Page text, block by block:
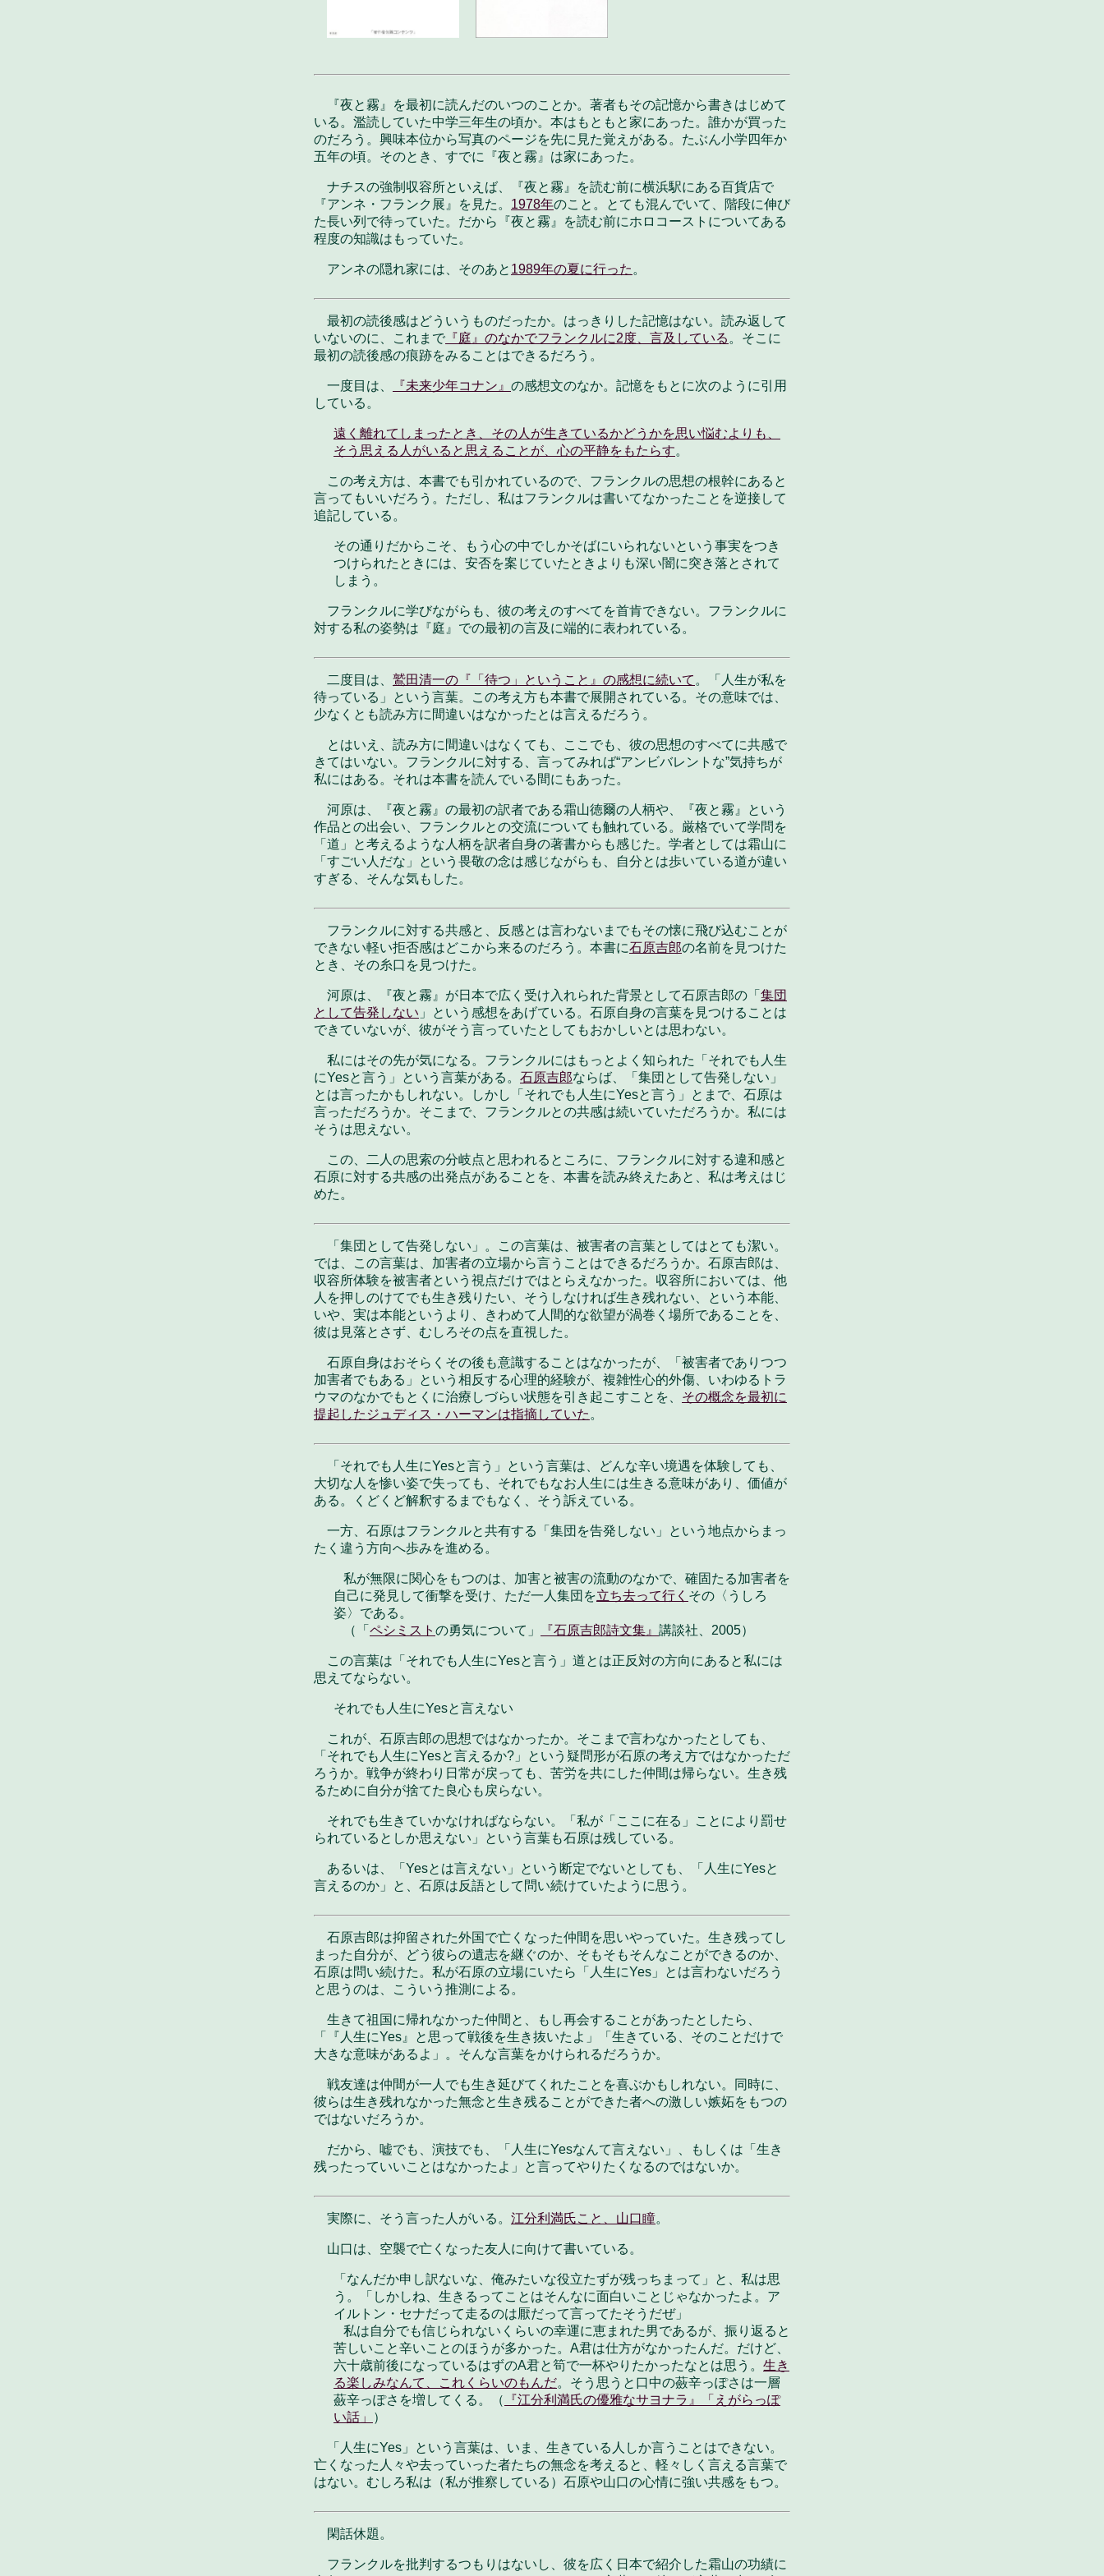
『夜と霧』を最初に読んだのいつのことか。著者もその記憶から書きはじめて
いる。濫読していた中学三年生の頃か。本はもともと家にあった。誰かが買った
のだろう。興味本位から写真のページを先に見た覚えがある。たぶん小学四年か
五年の頃。そのとき、すでに『夜と霧』は家にあった。
ナチスの強制収容所といえば、『夜と霧』を読む前に横浜駅にある百貨店で
『アンネ・フランク展』を見た。 1978年のこと。とても混んでいて、階段に伸び
た長い列で待っていた。だから『夜と霧』を読む前にホロコーストについてある
程度の知識はもっていた。
アンネの隠れ家には、そのあと 1989年の夏に行った 。
最初の読後感はどういうものだったか。はっきりした記憶はない。読み返して
いないのに、これまで 『庭』のなかでフランクルに2度、言及している 。そこに
最初の読後感の痕跡をみることはできるだろう。
一度目は、 『未来少年コナン』 の感想文のなか。記憶をもとに次のように引用
している。
遠く離れてしまったとき、その人が生きているかどうかを思い悩むよりも、
そう思える人がいると思えることが、心の平静をもたらす。
この考え方は、本書でも引かれているので、フランクルの思想の根幹にあると
言ってもいいだろう。ただし、私はフランクルは書いてなかったことを逆接して
追記している。
その通りだからこそ、もう心の中でしかそばにいられないという事実をつき
つけられたときには、安否を案じていたときよりも深い闇に突き落とされて
しまう。
フランクルに学びながらも、彼の考えのすべてを首肯できない。フランクルに
対する私の姿勢は『庭』での最初の言及に端的に表われている。
二度目は、 鷲田清一の『「待つ」ということ』の感想に続いて 。「人生が私を
待っている」という言葉。この考え方も本書で展開されている。その意味では、
少なくとも読み方に間違いはなかったとは言えるだろう。
とはいえ、読み方に間違いはなくても、ここでも、彼の思想のすべてに共感で
きてはいない。フランクルに対する、言ってみれば“アンビバレントな”気持ちが
私にはある。それは本書を読んでいる間にもあった。
河原は、『夜と霧』の最初の訳者である霜山徳爾の人柄や、『夜と霧』という
作品との出会い、フランクルとの交流についても触れている。厳格でいて学問を
「道」と考えるような人柄を訳者自身の著書からも感じた。学者としては霜山に
「すごい人だな」という畏敬の念は感じながらも、自分とは歩いている道が違い
すぎる、そんな気もした。
フランクルに対する共感と、反感とは言わないまでもその懐に飛び込むことが
できない軽い拒否感はどこから来るのだろう。本書に石原吉郎の名前を見つけた
とき、その糸口を見つけた。
河原は、『夜と霧』が日本で広く受け入れられた背景として石原吉郎の「 集団
として告発しない 」という感想をあげている。石原自身の言葉を見つけることは
できていないが、彼がそう言っていたとしてもおかしいとは思わない。
私にはその先が気になる。フランクルにはもっとよく知られた「それでも人生
にYesと言う」という言葉がある。 石原吉郎ならば、「集団として告発しない」
とは言ったかもしれない。しかし「それでも人生にYesと言う」とまで、石原は
言っただろうか。そこまで、フランクルとの共感は続いていただろうか。私には
そうは思えない。
この、二人の思索の分岐点と思われるところに、フランクルに対する違和感と
石原に対する共感の出発点があることを、本書を読み終えたあと、私は考えはじ
めた。
「集団として告発しない」。この言葉は、被害者の言葉としてはとても潔い。
では、この言葉は、加害者の立場から言うことはできるだろうか。石原吉郎は、
収容所体験を被害者という視点だけではとらえなかった。収容所においては、他
人を押しのけてでも生き残りたい、そうしなければ生き残れない、という本能、
いや、実は本能というより、きわめて人間的な欲望が渦巻く場所であることを、
彼は見落とさず、むしろその点を直視 した。
石原自身はおそらくその後も意識することはなかったが、「被害者でありつつ
加害者でもある」という相反する心理的経験が、複雑性心的外傷、いわゆるトラ
ウマのなかでもとくに治療しづらい状態を引き起こすことを、 その概念を最初に
提起したジュディス・ハーマンは指摘していた 。
「それでも人生にYesと言う」という言葉は、どんな辛い境遇を体験しても、
大切な人を惨い姿で失っても、それでもなお人生には生きる意味があり、価値が
ある。くどくど解釈するまでもなく、そう訴えている。
一方、石原はフランクルと共有する「集団を告発しない」という地点からまっ
たく違う方向へ歩みを進める。
私が無限に関心をもつのは、加害と被害の流動のなかで、確固たる加害者を
自己に発見して衝撃を受け、ただ一人集団を立ち去って行く その〈うしろ
姿〉である。
（「 ペシミスト の勇気について」 『石原吉郎詩文集』 講談社、2005）
この言葉は「それでも人生にYesと言う」道とは正反対の方向にあると私には
思えてならない。
それでも人生にYesと言えない
これが、石原吉郎の思想ではなかったか。そこまで言わなかったとしても、
「それでも人生にYesと言えるか?」という疑問形が石原の考え方ではなかっただ
ろうか。戦争が終わり日常が戻っても、苦労を共にした仲間は帰らない。生き残
るために自分が捨てた良心も戻らない。
それでも生きていかなければならない。「私が「ここに在る」ことにより罰せ
られているとしか思えない」という言葉も石原は残している。
あるいは、「Yesとは言えない」という断定でないとしても、「人生にYesと
言えるのか」と、石原は反語として問い続けていたように思う。
石原吉郎は抑留された外国で亡くなった仲間を思いやっていた。生き残ってし
まった自分が、どう彼らの遺志を継ぐのか、そもそもそんなことができるのか、
石原は問い続けた。私が石原の立場にいたら「人生にYes」とは言わないだろう
と思うのは、こういう推測による。
生きて祖国に帰れなかった仲間と、もし再会することがあったとしたら、
「『人生にYes』と思って戦後を生き抜いたよ」「生きている、そのことだけで
大きな意味があるよ」。そんな言葉をかけられるだろうか。
戦友達は仲間が一人でも生き延びてくれたことを喜ぶかもしれない。同時に、
彼らは生き残れなかった無念と生き残ることができた者への激しい嫉妬をもつの
ではないだろうか。
だから、嘘でも、演技でも、「人生にYesなんて言えない」、もしくは「生き
残ったっていいことはなかったよ」と言ってやりたくなるのではないか。
実際に、そう言った人がいる。 江分利満氏こと、山口瞳。
山口は、空襲で亡くなった友人に向けて書いている。
「なんだか申し訳ないな、俺みたいな役立たずが残っちまって」と、私は思
う。「しかしね、生きるってことはそんなに面白いことじゃなかったよ。ア
イルトン・セナだって走るのは厭だって言ってたそうだぜ」
私は自分でも信じられないくらいの幸運に恵まれた男であるが、振り返ると
苦しいこと辛いことのほうが多かった。A君は仕方がなかったんだ。だけど、
六十歳前後になっているはずのA君と筍で一杯やりたかったなとは思う。 生き
る楽しみなんて、これくらいのもんだ。そう思うと口中の蘞辛っぽさは一層
蘞辛っぽさを増してくる。（
『江分利満氏の優雅なサヨナラ』「えがらっぽ
い話」
）
「人生にYes」という言葉は、いま、生きている人しか言うことはできない。
亡くなった人々や去っていった者たちの無念を考えると、軽々しく言える言葉で
はない。むしろ私は（私が推察している）石原や山口の心情に強い共感をもつ。
閑話休題。
フランクルを批判するつもりはないし
、彼を広く日本で紹介した霜山の功績に